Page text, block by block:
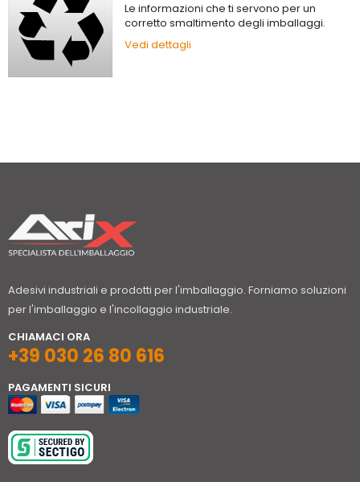
Le informazioni che ti servono per un
corretto smaltimento degli imballaggi.
Vedi dettagli
Adesivi industriali e prodotti per l'imballaggio. Forniamo soluzioni
per l'imballaggio e l'incollaggio industriale.
CHIAMACI ORA
+39 030 26 80 616
PAGAMENTI SICURI